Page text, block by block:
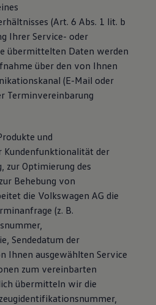
(Art. 6 Abs. 1 lit. b
Ihrer Service- oder
übermittelten Daten werden
über den von Ihnen
(E-Mail oder
Terminvereinbarung
und
Kundenfunktionalität der
zur Optimierung des
Behebung von
die Volkswagen AG die
(z. B.
Sendedatum der
Ihnen ausgewählten Service
zum vereinbarten
übermitteln wir die